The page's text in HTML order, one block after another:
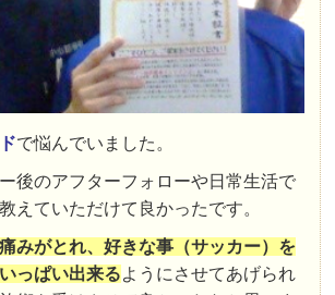
で悩んでいました。
後のアフターフォローや日常生活で
えていただけて良かったです。
痛みがとれ、好きな事（サッカー）を
っぱい出来るようにさせてあげられ